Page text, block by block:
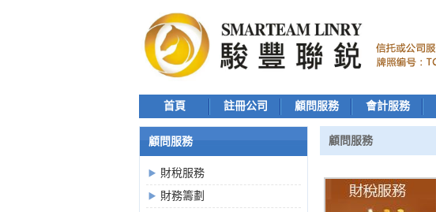
首頁
註冊公司 顧問服務 會計服務
顧問服務
財稅服務
財務籌劃
顧問服務